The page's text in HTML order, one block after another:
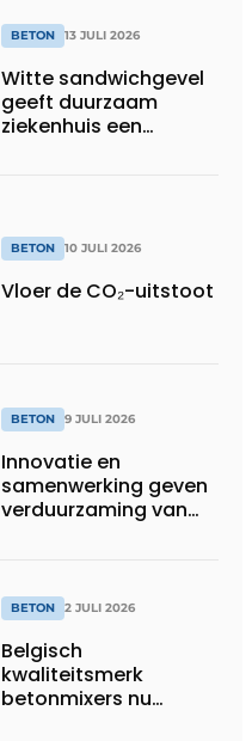
BETON 13 JULI 2026
Witte sandwichgevel
geeft duurzaam
ziekenhuis een
BETON 10 JULI 2026
Vloer de CO₂-uitstoot
BETON 9 JULI 2026
Innovatie en
samenwerking geven
verduurzaming van
BETON 2 JULI 2026
Belgisch
kwaliteitsmerk
betonmixers nu